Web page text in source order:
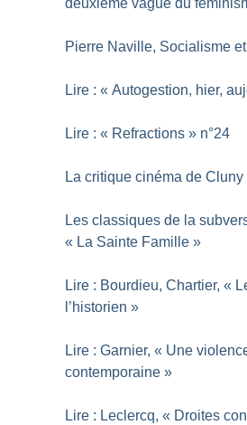
deuxième vague du
Pierre Naville, Socialisme
Lire : « Autogestion, hier,
Lire : « Refractions » n°24
La critique cinéma de Cluny
Les classiques de la
« La Sainte Famille »
Lire : Bourdieu, Chartier, «
l’historien »
Lire : Garnier, « Une
contemporaine »
Lire : Leclercq, « Droites